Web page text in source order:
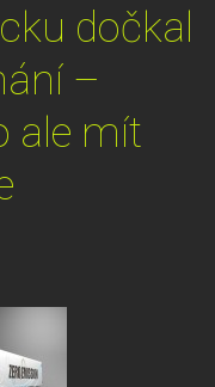
dočkal
–
ale mít